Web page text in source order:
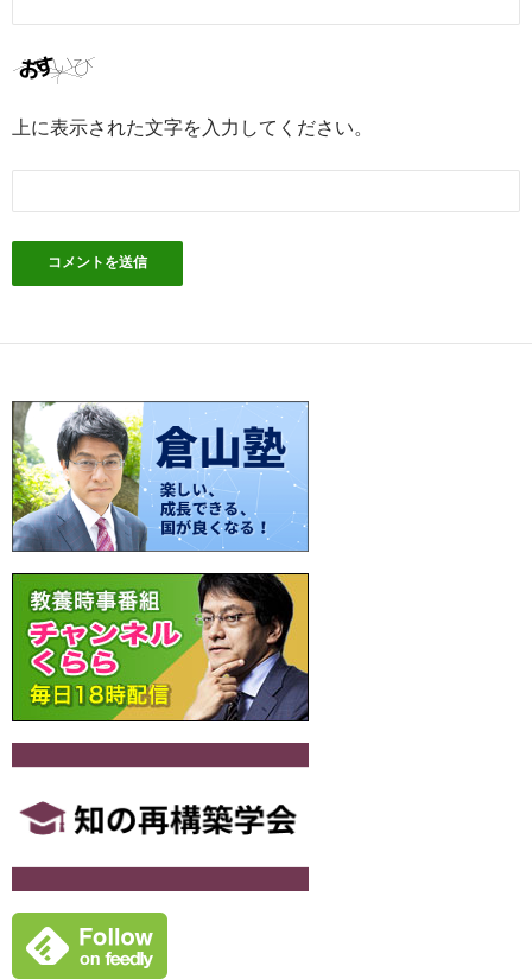
上に表示された文字を入力してください。